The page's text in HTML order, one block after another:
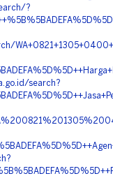
?
search?